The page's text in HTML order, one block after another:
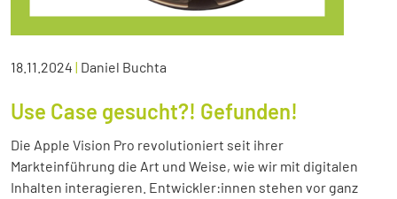
18.11.2024 | Daniel Buchta
Use Case gesucht?! Gefunden!
Die Apple Vision Pro revolutioniert seit ihrer
Markteinführung die Art und Weise, wie wir mit digitalen
Inhalten interagieren. Entwickler:innen stehen vor ganz